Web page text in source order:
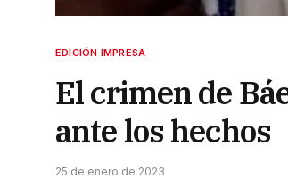
EDICIÓN IMPRESA
El crimen de
ante los hechos
25 de enero de 2023